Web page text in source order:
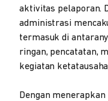
aktivitas pelaporan.
administrasi
termasuk di
ringan, pencatatan,
kegiatan
Dengan